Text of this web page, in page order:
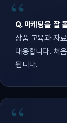
Q. 마케팅을 잘
상품 교육과 자
대응합니다. 처
됩니다.